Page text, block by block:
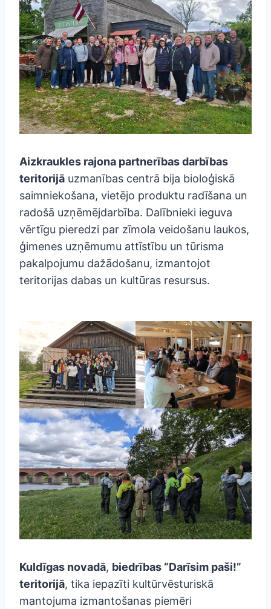
Aizkraukles rajona partnerības darbības
teritorijā uzmanības centrā bija bioloģiskā
saimniekošana, vietējo produktu radīšana un
radošā uzņēmējdarbība. Dalībnieki ieguva
vērtīgu pieredzi par zīmola veidošanu laukos,
ģimenes uzņēmumu attīstību un tūrisma
pakalpojumu dažādošanu, izmantojot
teritorijas dabas un kultūras resursus.
Kuldīgas novadā, biedrības “Darīsim paši!”
teritorijā, tika iepazīti kultūrvēsturiskā
mantojuma izmantošanas piemēri